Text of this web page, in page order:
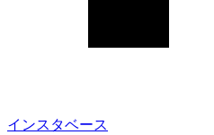
インスタベース